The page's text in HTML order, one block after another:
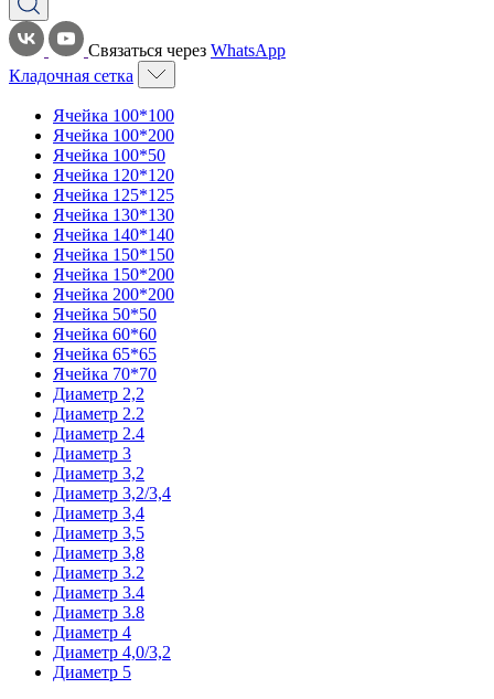
Связаться через WhatsApp
Кладочная сетка
Ячейка 100*100
Ячейка 100*200
Ячейка 100*50
Ячейка 120*120
Ячейка 125*125
Ячейка 130*130
Ячейка 140*140
Ячейка 150*150
Ячейка 150*200
Ячейка 200*200
Ячейка 50*50
Ячейка 60*60
Ячейка 65*65
Ячейка 70*70
Диаметр 2,2
Диаметр 2.2
Диаметр 2.4
Диаметр 3
Диаметр 3,2
Диаметр 3,2/3,4
Диаметр 3,4
Диаметр 3,5
Диаметр 3,8
Диаметр 3.2
Диаметр 3.4
Диаметр 3.8
Диаметр 4
Диаметр 4,0/3,2
Диаметр 5